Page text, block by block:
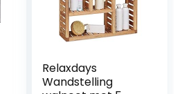
Relaxdays
Wandstelling